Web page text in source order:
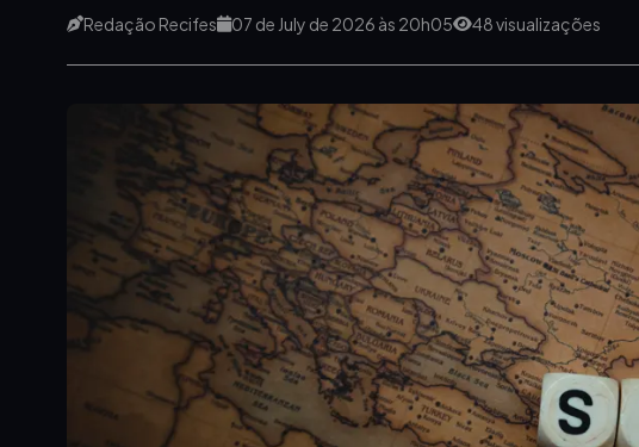
Redação Recifes 07 de July de 2026 às 20h05 48 visualizações